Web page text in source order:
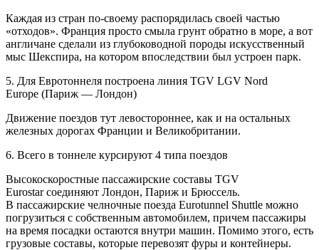
Каждая из стран по-своему распорядилась своей частью
«отходов». Франция просто смыла грунт обратно в море, а вот
англичане сделали из глубоководной породы искусственный
мыс Шекспира, на котором впоследствии был устроен парк.
5. Для Евротоннеля построена линия TGV LGV Nord
Europe (Париж — Лондон)
Движение поездов тут левостороннее, как и на остальных
железных дорогах Франции и Великобритании.
6. Всего в тоннеле курсируют 4 типа поездов
Высокоскоростные пассажирские составы TGV
Eurostar соединяют Лондон, Париж и Брюссель.
В пассажирские челночные поезда Eurotunnel Shuttle можно
погрузиться с собственным автомобилем, причем пассажиры
на время посадки остаются внутри машин. Помимо этого, есть
грузовые составы, которые перевозят фуры и контейнеры.